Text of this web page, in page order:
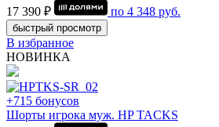
17 390 ₽
по 4 348 руб.
быстрый просмотр
В избранное
НОВИНКА
+715 бонусов
Шорты игрока муж. HP TACKS